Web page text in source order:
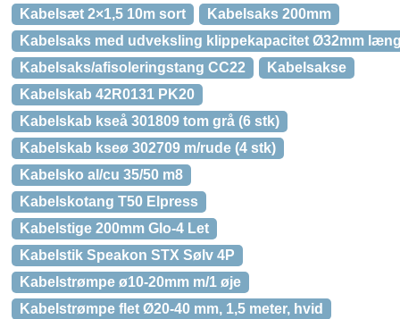
Kabelsæt 2×1,5 10m sort
Kabelsaks 200mm
Kabelsaks med udveksling klippekapacitet Ø32mm
Kabelsaks/afisoleringstang CC22
Kabelsakse
Kabelskab 42R0131 PK20
Kabelskab kseå 301809 tom grå (6 stk)
Kabelskab kseø 302709 m/rude (4 stk)
Kabelsko al/cu 35/50 m8
Kabelskotang T50 Elpress
Kabelstige 200mm Glo-4 Let
Kabelstik Speakon STX Sølv 4P
Kabelstrømpe ø10-20mm m/1 øje
Kabelstrømpe flet Ø20-40 mm, 1,5 meter, hvid